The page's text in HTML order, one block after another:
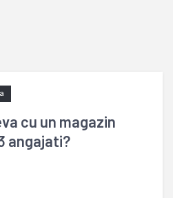
cu un magazin
angajati?